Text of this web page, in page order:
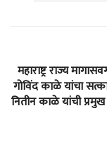
महाराष्ट्र राज्य
गोविंद काळे यांचा
नितीन काळे यांची